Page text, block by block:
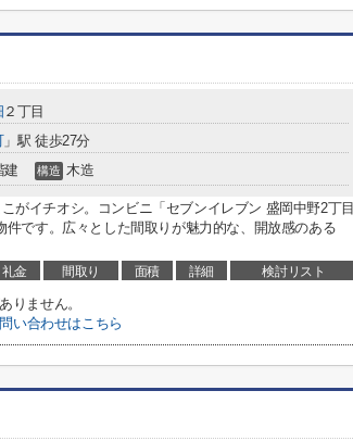
２丁目
」駅 徒歩27分
建 構造 木造
こがイチオシ。コンビニ「セブンイレブン 盛岡中野2丁目
件です。広々とした間取りが魅力的な、開放感のある
礼金 間取り 面積 詳細 検討リスト
りません。
い合わせはこちら